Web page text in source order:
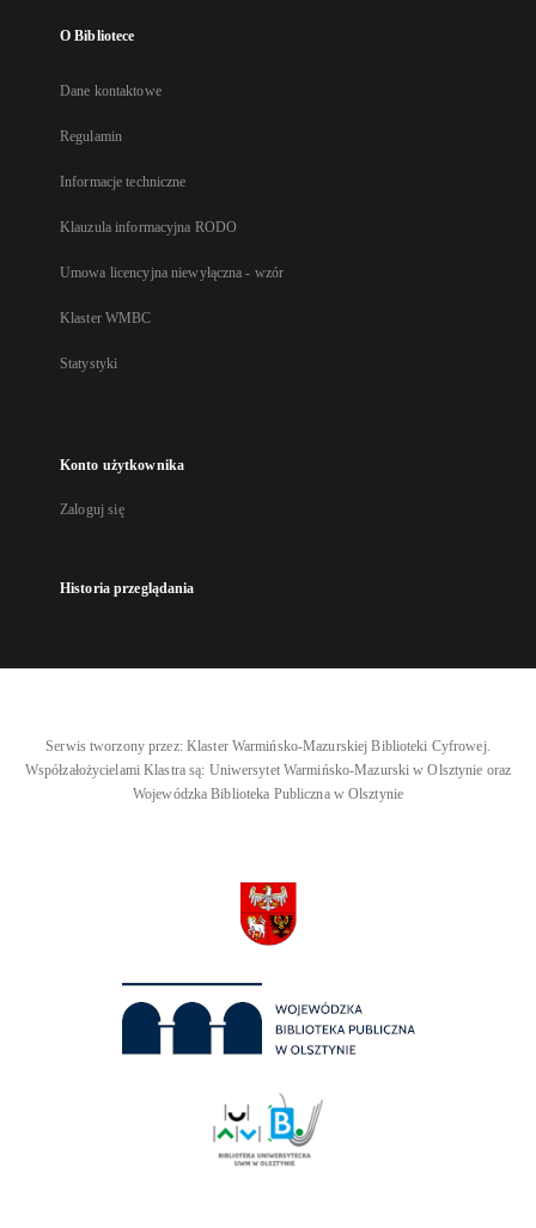
O Bibliotece
Dane kontaktowe
Regulamin
Informacje techniczne
Klauzula informacyjna RODO
Umowa licencyjna niewyłączna - wzór
Klaster WMBC
Statystyki
Konto użytkownika
Zaloguj się
Historia przeglądania
Serwis tworzony przez: Klaster Warmińsko-Mazurskiej Biblioteki Cyfrowej.
Współzałożycielami Klastra są: Uniwersytet Warmińsko-Mazurski w Olsztynie oraz
Wojewódzka Biblioteka Publiczna w Olsztynie